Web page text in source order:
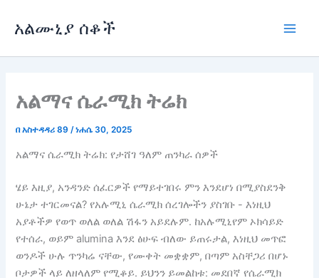
ይዘትአልሙኒያ ሰቆች
አልማና ሴራሚክ ትሬክ
በአስተዳዳሪ 89 /ነሐሴ 30, 2025
አልማና ሴራሚክ ትሬክ: የታሸገ ዓለም ጠንካራ ሰዎች
ሄይ እዚያ, አንዳንድ ሰፈርዎች የማይተገበሩ ምን እንደሆነ በሚያስደንቅ
ሁኔታ ተገርመናል? የአሉሚኒ ሴራሚክ ሰረገሎችን ያስገቡ - እነዚህ
አያቶችዎ የወጥ ወለል ወለል ሽፋን አይደሉም. ከአሉሚኒየም ኦክሳይድ
የተሰራ, ወይም alumina እንደ ፅሁፍ ብለው ይጠሩታል, እነዚህ መጥፎ
ወንዶች ሁሉ ጥንካሬ ናቸው, የሙቀት መቋቋም, በጣም አስቸጋሪ በሆኑ
ቦታዎች ላይ ለዘላለም የሚቆይ. ይህንን ይመልከቱ: መደበኛ የሴራሚክ